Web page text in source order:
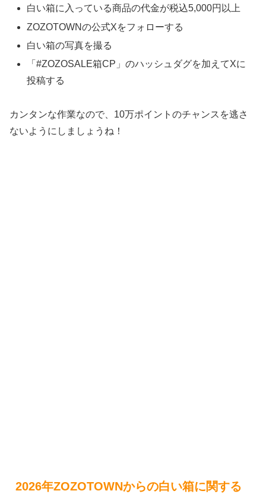
白い箱に入っている商品の代金が税込5,000円以上
ZOZOTOWNの公式Xをフォローする
白い箱の写真を撮る
「#ZOZOSALE箱CP」のハッシュダグを加えてXに
投稿する
カンタンな作業なので、10万ポイントのチャンスを逃さ
ないようにしましょうね！
2026年ZOZOTOWNからの白い箱に関する